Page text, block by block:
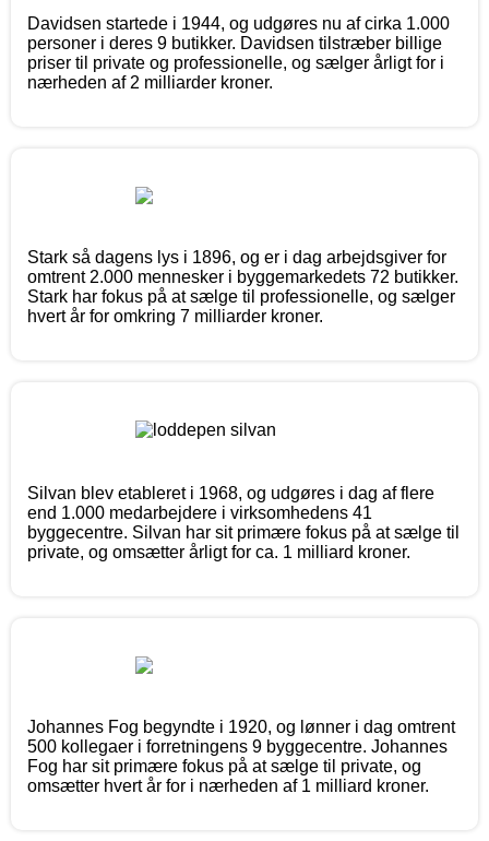
Davidsen startede i 1944, og udgøres nu af cirka 1.000
personer i deres 9 butikker. Davidsen tilstræber billige
priser til private og professionelle, og sælger årligt for i
nærheden af 2 milliarder kroner.
Stark så dagens lys i 1896, og er i dag arbejdsgiver for
omtrent 2.000 mennesker i byggemarkedets 72 butikker.
Stark har fokus på at sælge til professionelle, og sælger
hvert år for omkring 7 milliarder kroner.
Silvan blev etableret i 1968, og udgøres i dag af flere
end 1.000 medarbejdere i virksomhedens 41
byggecentre. Silvan har sit primære fokus på at sælge til
private, og omsætter årligt for ca. 1 milliard kroner.
Johannes Fog begyndte i 1920, og lønner i dag omtrent
500 kollegaer i forretningens 9 byggecentre. Johannes
Fog har sit primære fokus på at sælge til private, og
omsætter hvert år for i nærheden af 1 milliard kroner.